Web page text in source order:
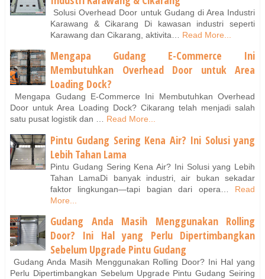
Solusi Overhead Door untuk Gudang di Area Industri
Karawang & Cikarang Di kawasan industri seperti
Karawang dan Cikarang, aktivita…
Read More...
Mengapa Gudang E-Commerce Ini
Membutuhkan Overhead Door untuk Area
Loading Dock?
Mengapa Gudang E-Commerce Ini Membutuhkan Overhead
Door untuk Area Loading Dock? Cikarang telah menjadi salah
satu pusat logistik dan … Read More...
Pintu Gudang Sering Kena Air? Ini Solusi yang
Lebih Tahan Lama
Pintu Gudang Sering Kena Air? Ini Solusi yang Lebih
Tahan LamaDi banyak industri, air bukan sekadar
faktor lingkungan—tapi bagian dari opera…
Read
More...
Gudang Anda Masih Menggunakan Rolling
Door? Ini Hal yang Perlu Dipertimbangkan
Sebelum Upgrade Pintu Gudang
Gudang Anda Masih Menggunakan Rolling Door? Ini Hal yang
Perlu Dipertimbangkan Sebelum Upgrade Pintu Gudang Seiring